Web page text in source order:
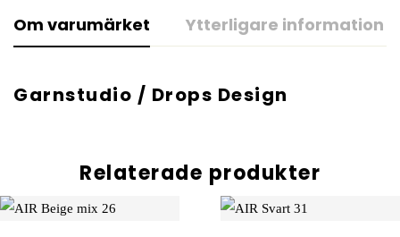
Om varumärket Ytterligare information
Garnstudio / Drops Design
Relaterade produkter